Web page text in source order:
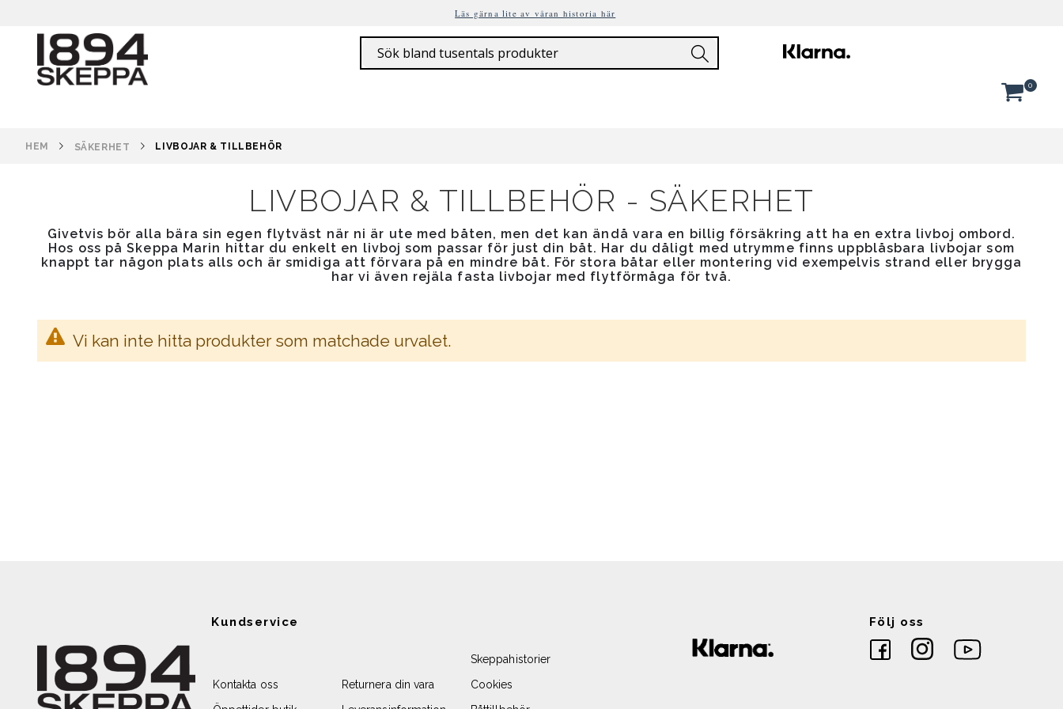
Läs gärna lite av våran historia här
Sök
0
HEM SÄKERHET LIVBOJAR & TILLBEHÖR
LIVBOJAR & TILLBEHÖR - SÄKERHET
Givetvis bör alla bära sin egen flytväst när ni är ute med båten, men det kan ändå vara en billig försäkring att ha en extra livboj ombord.
Hos oss på Skeppa Marin hittar du enkelt en livboj som passar för just din båt. Har du dåligt med utrymme finns uppblåsbara livbojar som
knappt tar någon plats alls och är smidiga att förvara på en mindre båt. För stora båtar eller montering vid exempelvis strand eller brygga
har vi även rejäla fasta livbojar med flytförmåga för två.
Vi kan inte hitta produkter som matchade urvalet.
Kundservice
Kontakta oss
Returnera din vara
Skeppahistorier
Cookies
Följ oss